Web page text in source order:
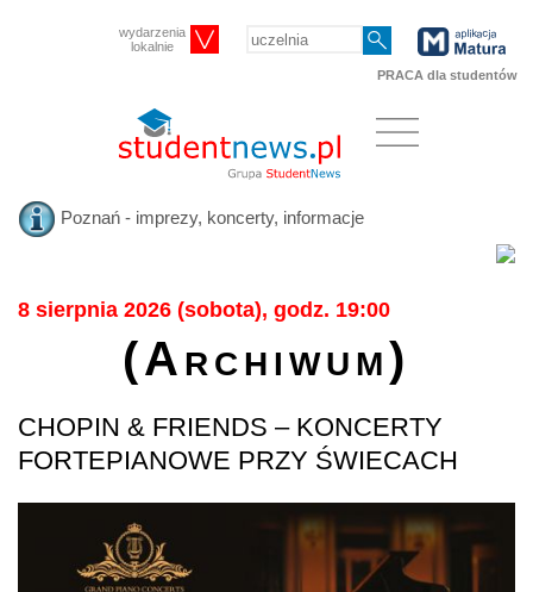
wydarzenia
lokalnie
PRACA dla studentów
Poznań - imprezy, koncerty, informacje
8 sierpnia 2026 (sobota), godz. 19:00
(Archiwum)
CHOPIN & FRIENDS – KONCERTY
FORTEPIANOWE PRZY ŚWIECACH